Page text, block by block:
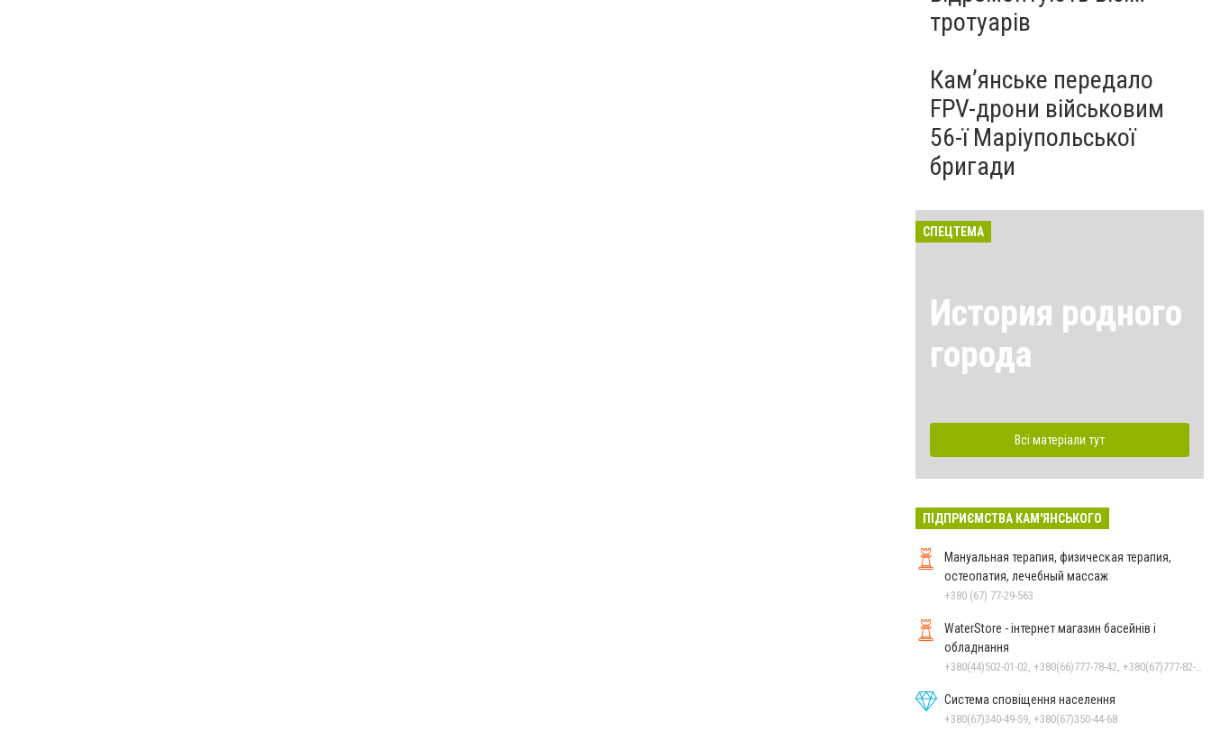
тротуарів
Кам’янське передало
FPV-дрони військовим
56-ї Маріупольської
бригади
СПЕЦТЕМА
История родного
города
Всі матеріали тут
ПІДПРИЄМСТВА КАМ'ЯНСЬКОГО
Мануальная терапия, физическая терапия,
остеопатия, лечебный массаж
+380 (67) 77-29-563
WaterStore - інтернет магазин басейнів і
обладнання
Система сповіщення населення
+380(67)340-49-59, +380(67)350-44-68